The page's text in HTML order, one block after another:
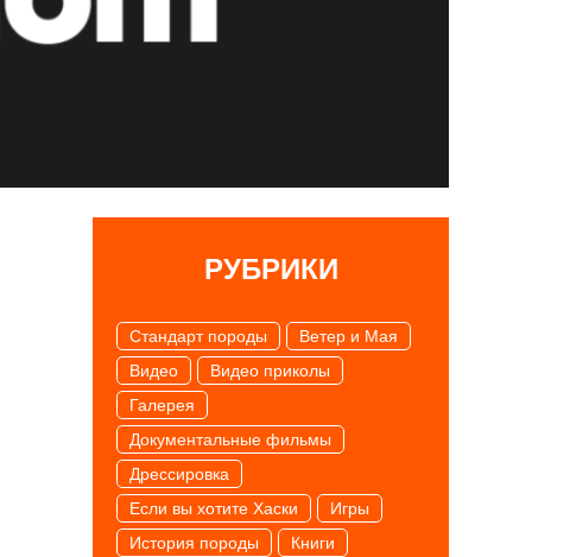
РУБРИКИ
Cтандарт породы
Ветер и Мая
Видео
Видео приколы
Галерея
Документальные фильмы
Дрессировка
Если вы хотите Хаски
Игры
История породы
Книги